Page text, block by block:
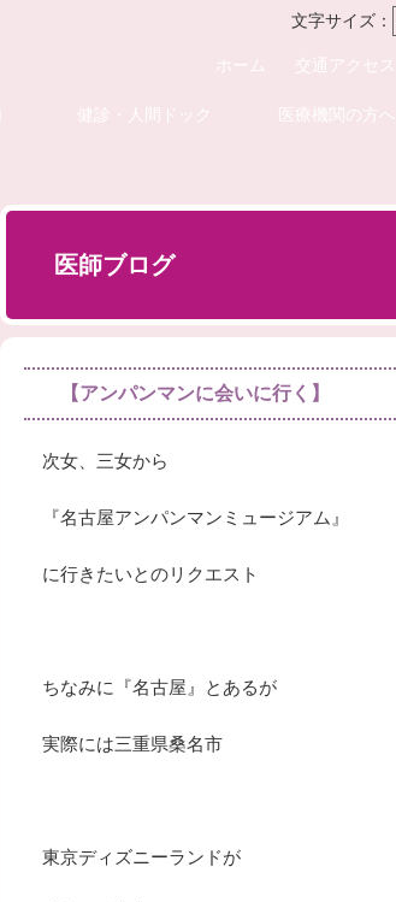
文字サイズ：
ホーム 交通アクセス
健診・人間ドック 医療機関の方へ
医師ブログ
【アンパンマンに会いに行く】
次女、三女から
『名古屋アンパンマンミュージアム』
に行きたいとのリクエスト
ちなみに『名古屋』とあるが
実際には三重県桑名市
東京ディズニーランドが